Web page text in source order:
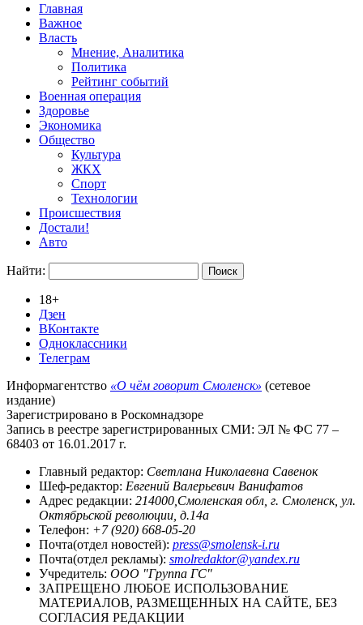
Главная
Важное
Власть
Мнение, Аналитика
Политика
Рейтинг событий
Военная операция
Здоровье
Экономика
Общество
Культура
ЖКХ
Спорт
Технологии
Происшествия
Достали!
Авто
Найти:
18+
Дзен
ВКонтакте
Одноклассники
Телеграм
Информагентство «О чём говорит Смоленск» (сетевое
издание)
Зарегистрировано в Роскомнадзоре
Запись в реестре зарегистрированных СМИ: ЭЛ № ФС 77 –
68403 от 16.01.2017 г.
Главный редактор: Светлана Николаевна Савенок
Шеф-редактор: Евгений Валерьевич Ванифатов
Адрес редакции: 214000,Смоленская обл, г. Смоленск, ул.
Октябрьской революции, д.14а
Телефон: +7 (920) 668-05-20
Почта(отдел новостей): press@smolensk-i.ru
Почта(отдел рекламы): smolredaktor@yandex.ru
Учредитель: ООО "Группа ГС"
ЗАПРЕЩЕНО ЛЮБОЕ ИСПОЛЬЗОВАНИЕ
МАТЕРИАЛОВ, РАЗМЕЩЕННЫХ НА САЙТЕ, БЕЗ
СОГЛАСИЯ РЕДАКЦИИ